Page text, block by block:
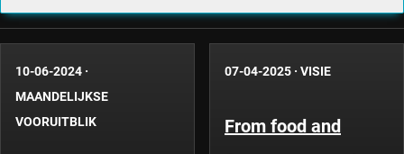
10-06-2024 ·
MAANDELIJKSE
VOORUITBLIK
07-04-2025 · VISIE
From food and